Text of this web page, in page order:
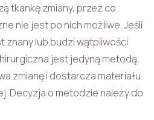
tkankę zmiany, przez co
nie jest po nich możliwe. Jeśli
znany lub budzi wątpliwości
jest jedyną metodą,
zmianę i dostarcza materiału
Decyzja o metodzie należy do